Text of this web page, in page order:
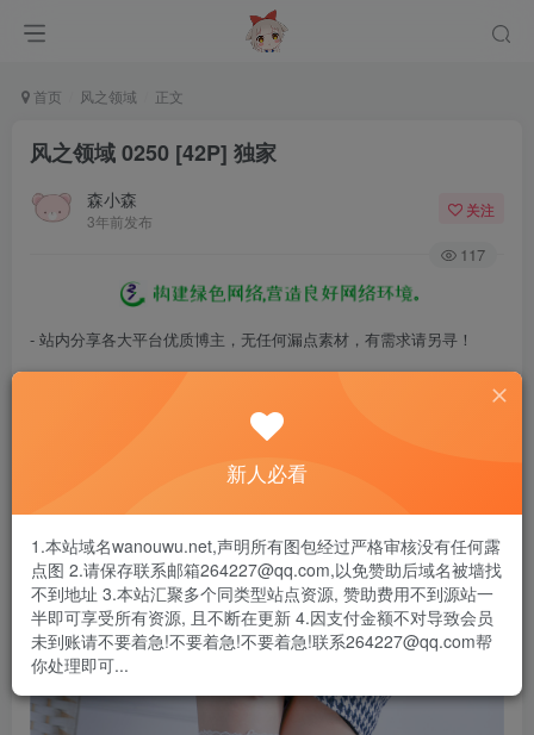
首页 风之领域 正文
风之领域 0250 [42P] 独家
森小森
3年前发布
关注
117
- 站内分享各大平台优质博主，无任何漏点素材，有需求请另寻！
- 百度网盘提示提取码错误，请更换浏览器重试，这是百度网盘版本问
- 遇见解压密码不对、无法解压，请查看
- 资源失效/充值未到账/账号解禁...等问题请《提交工单》
新人必看
1.本站域名wanouwu.net,声明所有图包经过严格审核没有任何露
点图 2.请保存联系邮箱264227@qq.com,以免赞助后域名被墙找
不到地址 3.本站汇聚多个同类型站点资源, 赞助费用不到源站一
半即可享受所有资源, 且不断在更新 4.因支付金额不对导致会员
未到账请不要着急!不要着急!不要着急!联系264227@qq.com帮
你处理即可...